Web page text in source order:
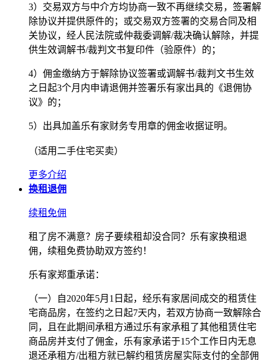
3）交易双方与中介方均协商一致不再继续交易，签署解
除协议并提供原件的；或交易双方签署的交易合同及相
关协议，经人民法院或仲裁委调解/裁决确认解除，并提
供生效调解书/裁判文书复印件（验原件）的；
4）佣金缴纳方于解除协议签署或调解书/裁判文书生效
之日起3个月内申请退佣并签署乐有家出具的《退佣协
议》的；
5）出具加盖乐有家财务专用章的佣金收据证明。
注：
1）如乐有家已经向佣金缴纳方开具发票的，佣金缴纳方须退回
发票以便办理退税手续，否则乐有家有权在退还佣金时扣除向税
务机关缴纳的税费；
2）如乐有家退还佣金后，交易双方或双方的亲属、合作伙伴、
的，应当于3个工作日内向乐有家全额返还已退还的佣金，否则
应承担“恶意跳单”等违约行为的法律责任。
（适用二手住宅买卖）
更多介绍
换租退佣
续租免佣
租了房不满意？房子要续租却没合同？乐有家换租退
佣，续租免费协助双方签约！
乐有家郑重承诺：
（一）自2020年5月1日起，经乐有家居间成交的租赁住
宅商品房，在签约之日起7天内，若双方协商一致解除合
同，且在此期间承租方通过乐有家承租了其他租赁住宅
商品房并支付了佣金，乐有家承诺于15个工作日内无息
退还承租方/出租方就已解约租赁房屋实际支付的全部佣